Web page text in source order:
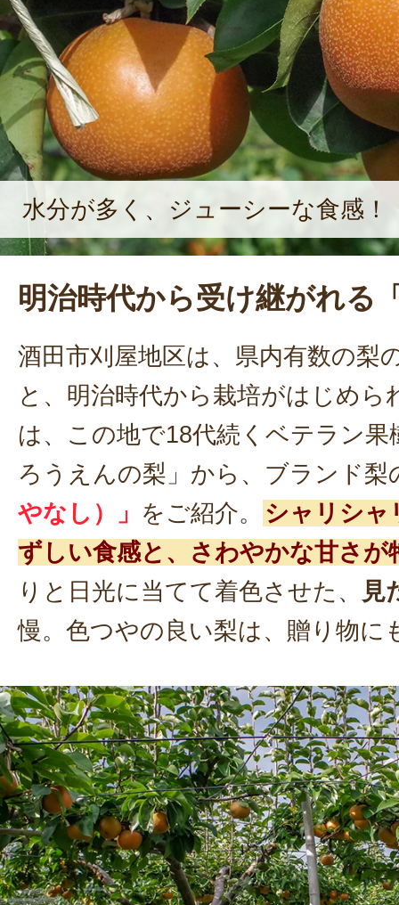
ります。見た目も味も、良いものを
日々励んでいます」と、力強く語る。
水分が多く、ジューシーな食感！
明治時代から受け継がれる
酒田市刈屋地区は、県内有数の梨
と、明治時代から栽培がはじめら
は、この地で18代続くベテラン果
ろうえんの梨」から、ブランド梨
やなし）」 をご紹介。
シャリシャ
ずしい食感と、さわやかな甘さが
りと日光に当てて着色させた、
見
慢。色つやの良い梨は、贈り物に